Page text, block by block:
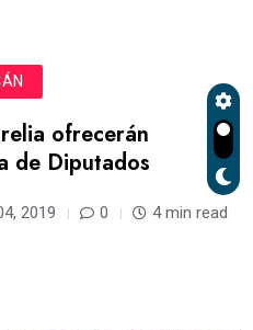
ofrecerán
de Diputados
2019 0 4 min read